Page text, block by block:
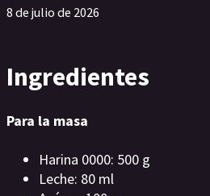
8 de julio de 2026
Ingredientes
Para la masa
Harina 0000: 500 g
Leche: 80 ml